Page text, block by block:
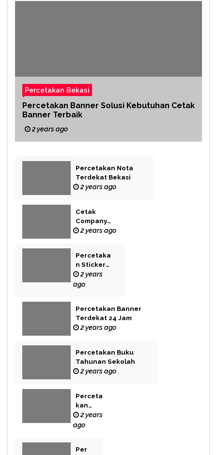
Percetakan Bekasi
Percetakan Banner Solusi Kebutuhan Cetak
Banner Terbaik
2 years ago
Percetakan Nota
Terdekat Bekasi
2 years ago
Cetak
Company
Profile Bekasi
2 years ago
Percetaka
n Sticker
Label
2 years
ago
Percetakan Banner
Terdekat 24 Jam
2 years ago
Percetakan Buku
Tahunan Sekolah
2 years ago
Perceta
kan
Buku
Novel
2 years
ago
Per